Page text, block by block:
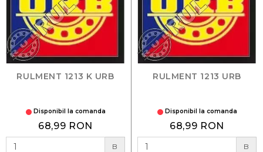
RULMENT 1213 K URB
Disponibil la comanda
68,99 RON
B
RULMENT 1213 URB
Disponibil la comanda
68,99 RON
B